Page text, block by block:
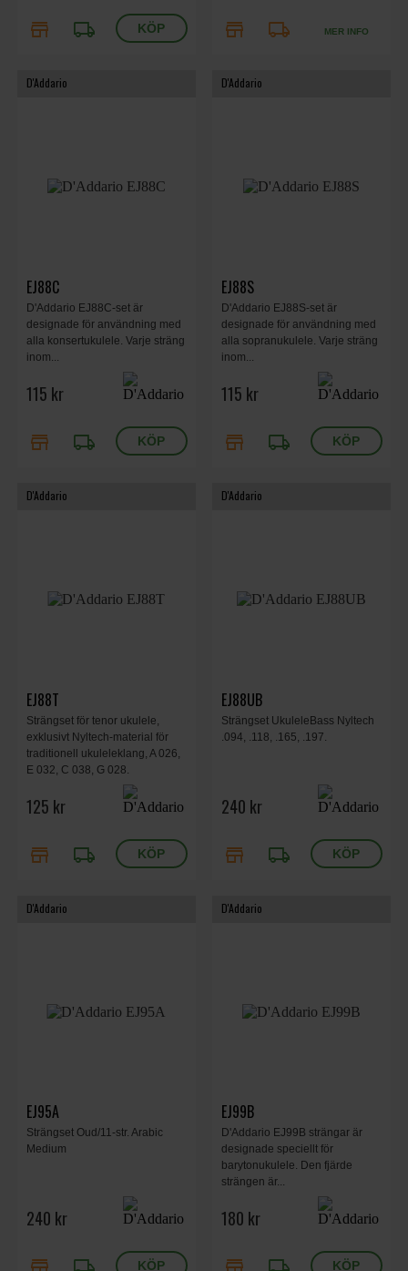
store local_shipping store local_shipping MER INFO
D'Addario
EJ88C
D'Addario EJ88C-set är
designade för användning med
alla konsertukulele. Varje sträng
inom...
115 kr
store local_shipping
D'Addario
EJ88S
D'Addario EJ88S-set är
designade för användning med
alla sopranukulele. Varje sträng
inom...
115 kr
store local_shipping
D'Addario
EJ88T
Strängset för tenor ukulele,
exklusivt Nyltech-material för
traditionell ukuleleklang, A 026,
E 032, C 038, G 028.
125 kr
store local_shipping
D'Addario
EJ88UB
Strängset UkuleleBass Nyltech
.094, .118, .165, .197.
240 kr
store local_shipping
D'Addario
EJ95A
Strängset Oud/11-str. Arabic
Medium
240 kr
D'Addario
EJ99B
D'Addario EJ99B strängar är
designade speciellt för
barytonukulele. Den fjärde
strängen är...
180 kr